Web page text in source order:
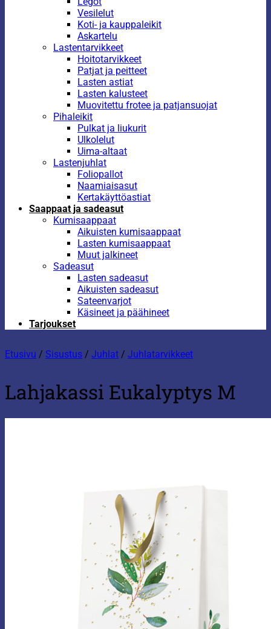
Vesilelut
Koti- ja kauppaleikit
Askartelu
Lastentarvikkeet
Hoitotarvikkeet
Patjat ja peitteet
Lasten astiat
Lasten kalusteet
Muovitettu frotee ja patjansuojat
Pihaleikit
Pulkat ja liukurit
Ulkolelut
Uima-altaat
Lastenjuhlat
Foliopallot
Naamiaisasut
Kertakäyttöastiat
Saappaat ja sadeasut
Kumisaappaat
Aikuisten kumisaappaat
Lasten kumisaappaat
Muut jalkineet
Sadeasut
Lasten sadeasut
Aikuisten sadeasut
Sateenvarjot
Käsineet ja päähineet
Tarjoukset
Etusivu / Sisustus / Juhlat / Juhlatarvikkeet
Lahjakassi Eukalyptys M